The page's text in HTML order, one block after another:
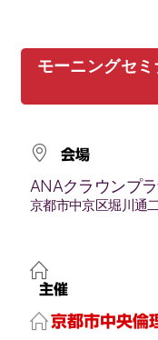
モーニングセ
会場
ANAクラウンプ
京都市中京区堀川通
主催
京都市中央倫